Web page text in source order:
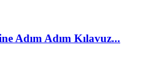
Adım Adım Kılavuz...